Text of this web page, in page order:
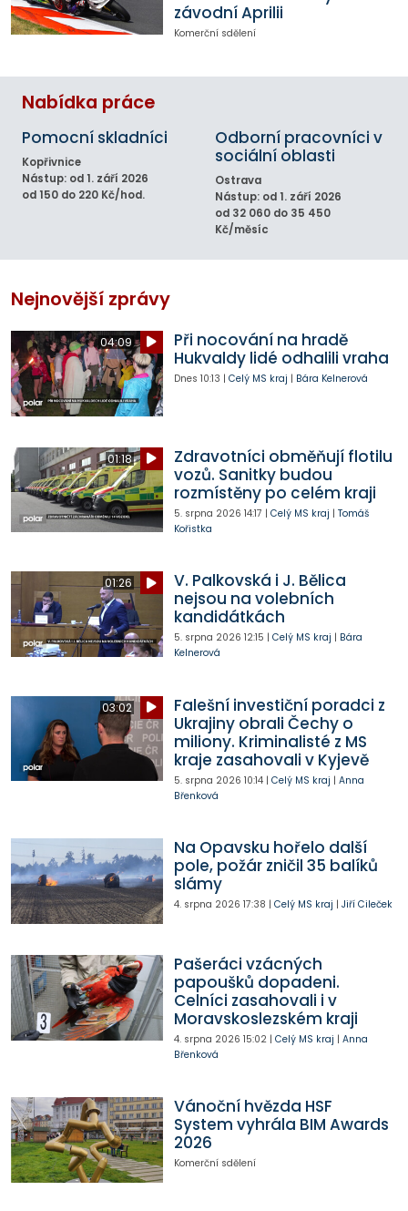
závodní Aprilii
Komerční sdělení
Nabídka práce
Pomocní skladníci
Kopřivnice
Nástup: od 1. září 2026
od 150 do 220 Kč/hod.
Odborní pracovníci v
sociální oblasti
Ostrava
Nástup: od 1. září 2026
od 32 060 do 35 450
Kč/měsíc
Nejnovější zprávy
04:09
Při nocování na hradě
Hukvaldy lidé odhalili vraha
Dnes 10:13 | Celý MS kraj | Bára Kelnerová
01:18
Zdravotníci obměňují flotilu
vozů. Sanitky budou
rozmístěny po celém kraji
5. srpna 2026 14:17 | Celý MS kraj | Tomáš
Kořistka
01:26
V. Palkovská i J. Bělica
nejsou na volebních
kandidátkách
5. srpna 2026 12:15 | Celý MS kraj | Bára
Kelnerová
03:02
Falešní investiční poradci z
Ukrajiny obrali Čechy o
miliony. Kriminalisté z MS
kraje zasahovali v Kyjevě
5. srpna 2026 10:14| Celý MS kraj | Anna
Břenková
Na Opavsku hořelo další
pole, požár zničil 35 balíků
slámy
4. srpna 2026 17:38 | Celý MS kraj | Jiří Cileček
Pašeráci vzácných
papoušků dopadeni.
Celníci zasahovali i v
Moravskoslezském kraji
4. srpna 2026 15:02| Celý MS kraj | Anna
Břenková
Vánoční hvězda HSF
System vyhrála BIM Awards
2026
Komerční sdělení